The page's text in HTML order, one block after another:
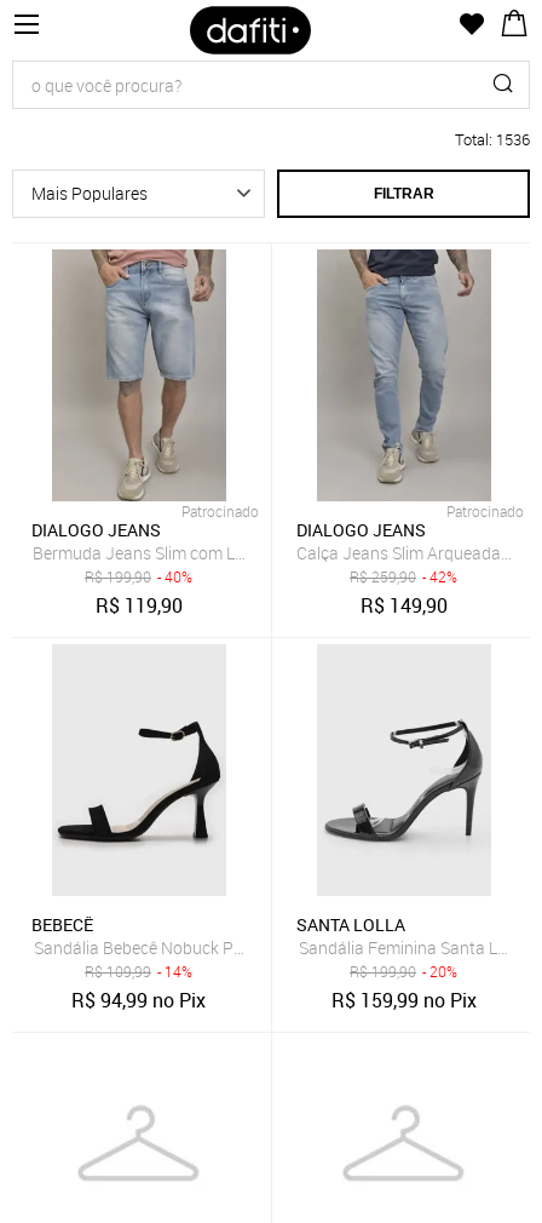
Total: 1536
FILTRAR
Patrocinado
DIALOGO JEANS
Bermuda Jeans Slim com Lavagem Clara Dialogo Jeans
R$199,90 - 40%
R$ 119,90
Patrocinado
DIALOGO JEANS
Calça Jeans Slim Arqueada
R$259,90 - 42%
R$ 149,90
BEBECÊ
Sandália Bebecê Nobuck Preta
R$109,99 - 14%
R$94,99 no Pix
SANTA LOLLA
Sandália Feminina Santa Lolla
R$199,90 - 20%
R$ 159,99 no Pix